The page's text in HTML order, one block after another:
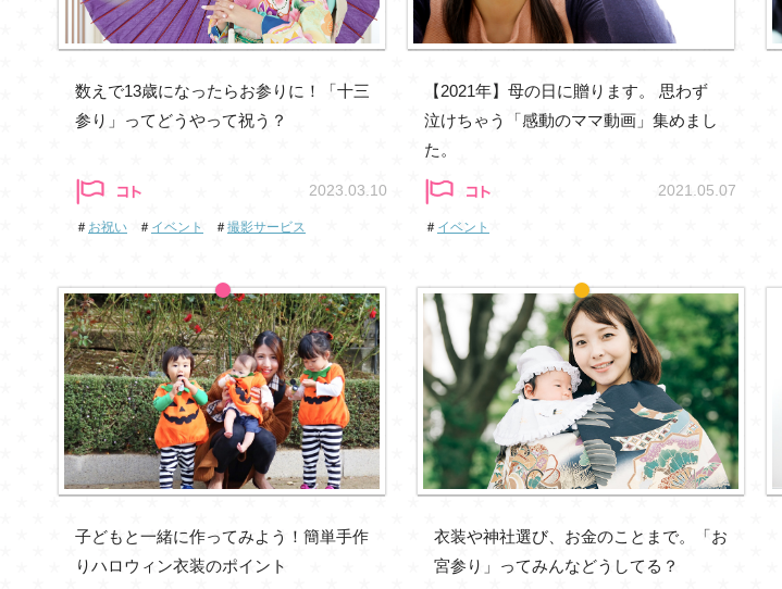
数えで13歳になったらお参りに！「十三
参り」ってどうやって祝う？
2023.03.10
＃ お祝い ＃ イベント ＃撮影サービス
【2021年】母の日に贈ります。 思わず
泣けちゃう「感動のママ動画」集めまし
た。
2021.05.07
＃ イベント
子どもと一緒に作ってみよう！簡単手作
りハロウィン衣装のポイント
衣装や神社選び、お金のことまで。「お
宮参り」ってみんなどうしてる？